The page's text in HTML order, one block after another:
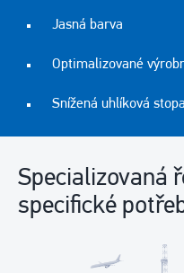
Jasná barva
Optimalizované
Snížená uhlíková
Specializovaná
specifické